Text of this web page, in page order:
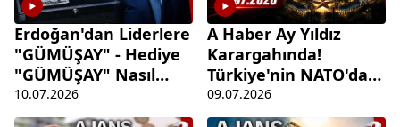
Erdoğan'dan Liderlere
"GÜMÜŞAY" - Hediye
"GÜMÜŞAY" Nasıl
Muhafaza Edilecek? |
Ajans
10.07.2026
A Haber Ay Yıldız
Karargahında!
Türkiye'nin NATO'daki
Etkinliği Nasıl Arttı? |
Ajans
09.07.2026